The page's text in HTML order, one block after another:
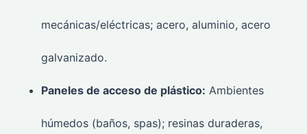
mecánicas/eléctricas; acero, aluminio, acero
galvanizado.
Paneles de acceso de plástico: Ambientes
húmedos (baños, spas); resinas duraderas,